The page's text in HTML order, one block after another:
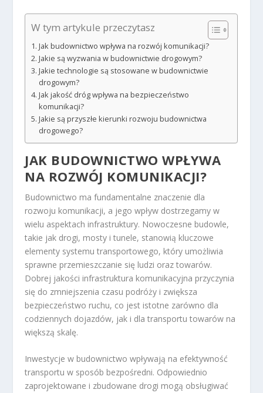
W tym artykule przeczytasz
Jak budownictwo wpływa na rozwój komunikacji?
Jakie są wyzwania w budownictwie drogowym?
Jakie technologie są stosowane w budownictwie
drogowym?
Jak jakość dróg wpływa na bezpieczeństwo
komunikacji?
Jakie są przyszłe kierunki rozwoju budownictwa
drogowego?
JAK BUDOWNICTWO WPŁYWA
NA ROZWÓJ KOMUNIKACJI?
Budownictwo ma fundamentalne znaczenie dla
rozwoju komunikacji, a jego wpływ dostrzegamy w
wielu aspektach infrastruktury. Nowoczesne budowle,
takie jak drogi, mosty i tunele, stanowią kluczowe
elementy systemu transportowego, który umożliwia
sprawne przemieszczanie się ludzi oraz towarów.
Dobrej jakości infrastruktura komunikacyjna przyczynia
się do zmniejszenia czasu podróży i zwiększa
bezpieczeństwo ruchu, co jest istotne zarówno dla
codziennych dojazdów, jak i dla transportu towarów na
większą skalę.
Inwestycje w budownictwo wpływają na efektywność
transportu w sposób bezpośredni. Odpowiednio
zaprojektowane i zbudowane drogi mogą obsługiwać